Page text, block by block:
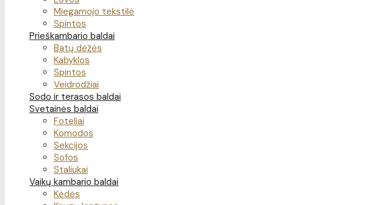
Miegamojo tekstilė
Spintos
Prieškambario baldai
Batų dėžės
Kabyklos
Spintos
Veidrodžiai
Sodo ir terasos baldai
Svetainės baldai
Foteliai
Komodos
Sekcijos
Sofos
Staliukai
Vaikų kambario baldai
Kėdės